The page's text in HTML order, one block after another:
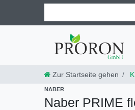
Zur Startseite gehen
NABER
Naber PRIME